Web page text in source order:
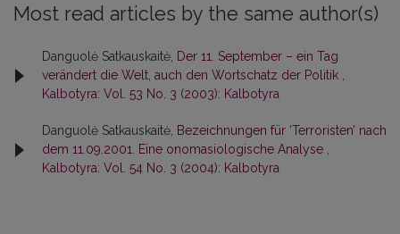
Most read articles by the same author(s)
Danguolė Satkauskaitė, Der 11. September – ein Tag
verändert die Welt, auch den Wortschatz der Politik
Kalbotyra: Vol. 53 No. 3 (2003): Kalbotyra
Danguolė Satkauskaitė, Bezeichnungen für ‘Terroristen’ nach
dem 11.09.2001. Eine onomasiologische Analyse
Kalbotyra: Vol. 54 No. 3 (2004): Kalbotyra